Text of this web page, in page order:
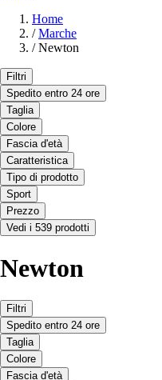
Home
/ Marche
/ Newton
Filtri
Spedito entro 24 ore
Taglia
Colore
Fascia d'età
Caratteristica
Tipo di prodotto
Sport
Prezzo
Vedi i 539 prodotti
Newton
Filtri
Spedito entro 24 ore
Taglia
Colore
Fascia d'età